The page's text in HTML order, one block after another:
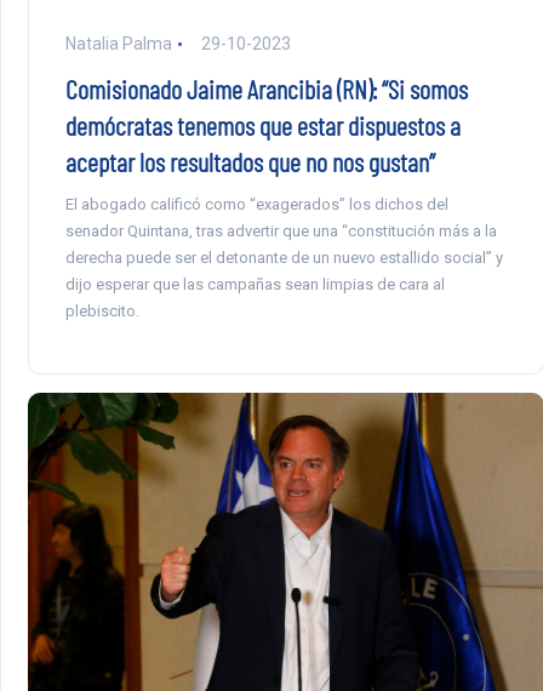
Natalia Palma 29-10-2023
Comisionado Jaime Arancibia (RN): “Si somos
demócratas tenemos que estar dispuestos a
aceptar los resultados que no nos gustan”
El abogado calificó como “exagerados” los dichos del
senador Quintana, tras advertir que una “constitución más a la
derecha puede ser el detonante de un nuevo estallido social” y
dijo esperar que las campañas sean limpias de cara al
plebiscito.